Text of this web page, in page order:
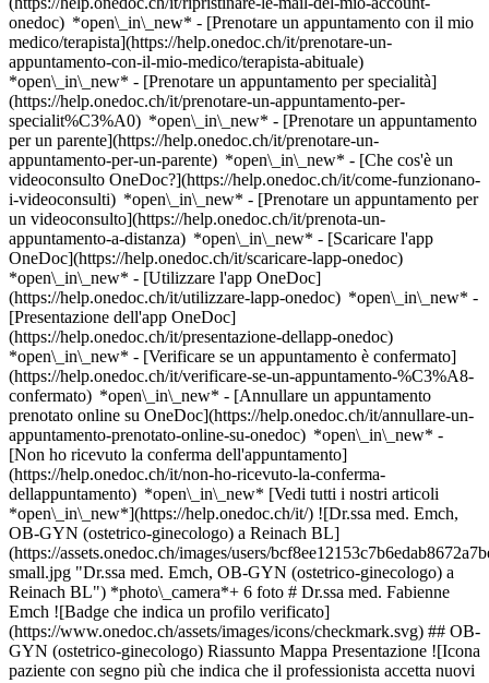
onedoc) *open\_in\_new* - [Prenotare un appuntamento con il mio
medico/terapista](https://help.onedoc.ch/it/prenotare-un-
appuntamento-con-il-mio-medico/terapista-abituale)
*open\_in\_new* - [Prenotare un appuntamento per specialità]
(https://help.onedoc.ch/it/prenotare-un-appuntamento-per-
specialit%C3%A0) *open\_in\_new* - [Prenotare un appuntamento
per un parente](https://help.onedoc.ch/it/prenotare-un-
appuntamento-per-un-parente) *open\_in\_new* - [Che cos'è un
videoconsulto OneDoc?](https://help.onedoc.ch/it/come-funzionano-
i-videoconsulti) *open\_in\_new* - [Prenotare un appuntamento per
un videoconsulto](https://help.onedoc.ch/it/prenota-un-
appuntamento-a-distanza) *open\_in\_new* - [Scaricare l'app
OneDoc](https://help.onedoc.ch/it/scaricare-lapp-onedoc)
*open\_in\_new* - [Utilizzare l'app OneDoc]
(https://help.onedoc.ch/it/utilizzare-lapp-onedoc) *open\_in\_new* -
[Presentazione dell'app OneDoc]
(https://help.onedoc.ch/it/presentazione-dellapp-onedoc)
*open\_in\_new* - [Verificare se un appuntamento è confermato]
(https://help.onedoc.ch/it/verificare-se-un-appuntamento-%C3%A8-
confermato) *open\_in\_new* - [Annullare un appuntamento
prenotato online su OneDoc](https://help.onedoc.ch/it/annullare-un-
appuntamento-prenotato-online-su-onedoc) *open\_in\_new* -
[Non ho ricevuto la conferma dell'appuntamento]
(https://help.onedoc.ch/it/non-ho-ricevuto-la-conferma-
dellappuntamento) *open\_in\_new* [Vedi tutti i nostri articoli
*open\_in\_new*](https://help.onedoc.ch/it/) ![Dr.ssa med. Emch,
OB-GYN (ostetrico-ginecologo) a Reinach BL]
(https://assets.onedoc.ch/images/users/
small.jpg "Dr.ssa med. Emch, OB-GYN (ostetrico-ginecologo) a
Reinach BL") *photo\_camera*+ 6 foto # Dr.ssa med. Fabienne
Emch ![Badge che indica un profilo verificato]
(https://www.onedoc.ch/assets/images/icons/checkmark.svg) ## OB-
GYN (ostetrico-ginecologo) Riassunto Mappa Presentazione ![Icona
paziente con segno più che indica che il professionista accetta nuovi